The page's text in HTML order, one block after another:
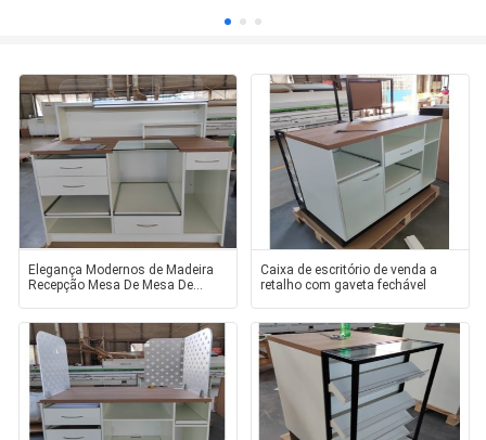
Elegança Modernos de Madeira
Recepção Mesa De Mesa De
Caixa de escritório de venda a
retalho com gaveta fechável